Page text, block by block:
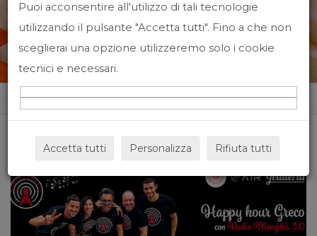
News&Events
Home News&events
Puoi acconsentire all'utilizzo di tali tecnologie
utilizzando il pulsante "Accetta tutti". Fino a che non
sceglierai una opzione utilizzeremo solo i cookie
tecnici e necessari.
Accetta tutti Personalizza Rifiuta tutti